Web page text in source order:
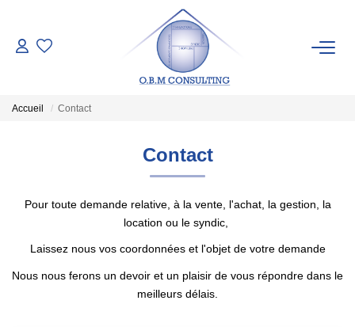
LES BIENS
Pré-Estimation
SYNDIC
NOTRE AGENCE
Accueil Contact
Contact
Pour toute demande relative, à la vente, l'achat, la gestion, la
location ou le syndic,
Laissez nous vos coordonnées et l'objet de votre demande
Nous nous ferons un devoir et un plaisir de vous répondre dans le
meilleurs délais.